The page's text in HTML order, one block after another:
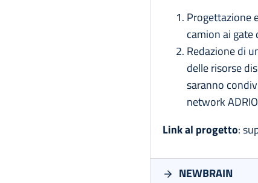
Progettazione
camion ai gate
Redazione di
delle risorse
saranno
network
Link al progetto:
NEWBRAIN